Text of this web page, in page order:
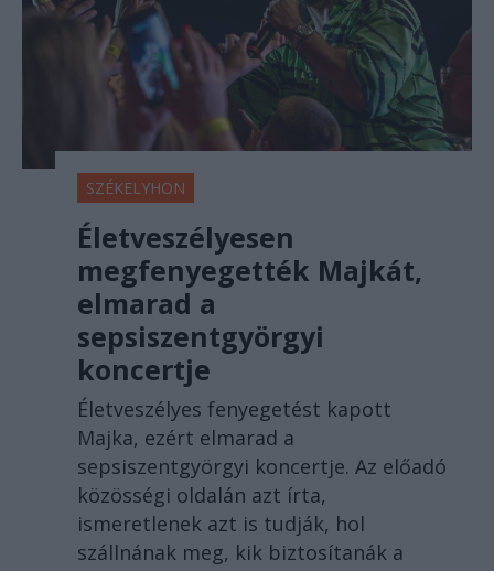
SZÉKELYHON
Életveszélyesen
megfenyegették Majkát,
elmarad a
sepsiszentgyörgyi
koncertje
Életveszélyes fenyegetést kapott
Majka, ezért elmarad a
sepsiszentgyörgyi koncertje. Az előadó
közösségi oldalán azt írta,
ismeretlenek azt is tudják, hol
szállnának meg, kik biztosítanák a